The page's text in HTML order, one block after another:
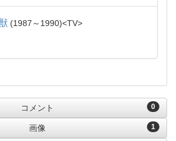
1987～1990 TV
0
コメント
1
画像